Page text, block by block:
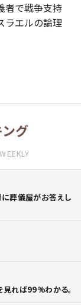
者で戦争支持
エルの論理
グ
WEEKLY
に葬儀屋がお答えし
れば99%わかる。